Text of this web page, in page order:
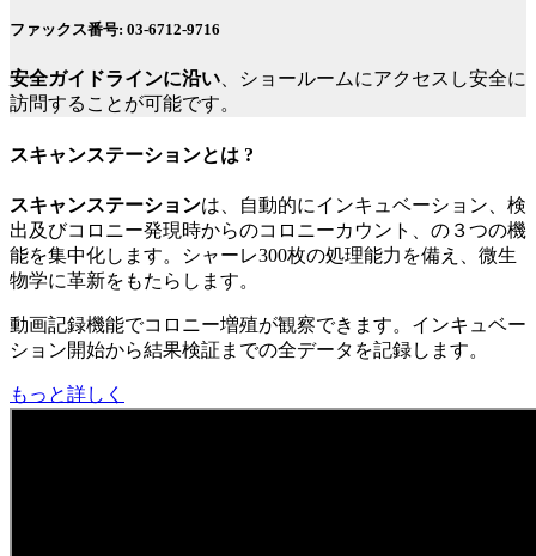
ファックス番号: 03-6712-9716
安全ガイドラインに沿い 、ショールームにアクセスし安全に
訪問することが可能です。
スキャンステーションとは ?
スキャンステーションは、自動的にインキュベーション、検
出及びコロニー発現時からのコロニーカウント、の３つの機
能を集中化します。シャーレ300枚の処理能力を備え、微生
物学に革新をもたらします。
動画記録機能でコロニー増殖が観察できます。インキュベー
ション開始から結果検証までの全データを記録します。
もっと詳しく